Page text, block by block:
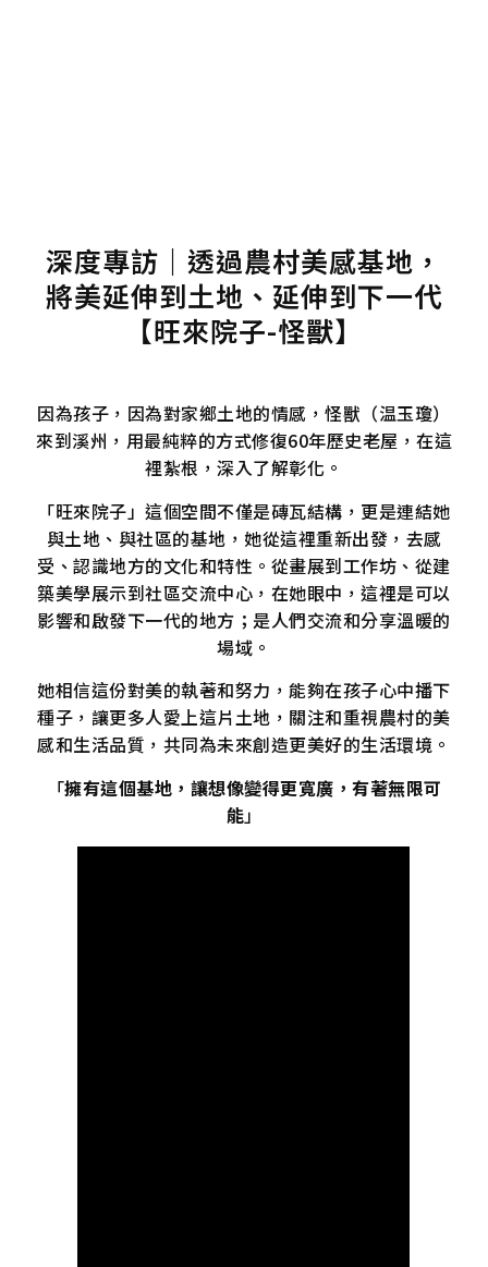
深度專訪｜透過農村美感基地，
將美延伸到土地、延伸到下一代
【旺來院子-怪獸】
因為孩子，因為對家鄉土地的情感，怪獸（温玉瓊）
來到溪州，用最純粹的方式修復60年歷史老屋，在這
裡紮根，深入了解彰化。
「旺來院子」這個空間不僅是磚瓦結構，更是連結她
與土地、與社區的基地，她從這裡重新出發，去感
受、認識地方的文化和特性。從畫展到工作坊、從建
築美學展示到社區交流中心，在她眼中，這裡是可以
影響和啟發下一代的地方；是人們交流和分享溫暖的
場域。
她相信這份對美的執著和努力，能夠在孩子心中播下
種子，讓更多人愛上這片土地，關注和重視農村的美
感和生活品質，共同為未來創造更美好的生活環境。
「擁有這個基地，讓想像變得更寬廣，有著無限可
能」